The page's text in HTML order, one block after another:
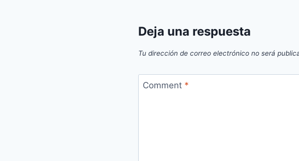
Deja una respuesta
Tu dirección de correo electrónico no será
Comment *